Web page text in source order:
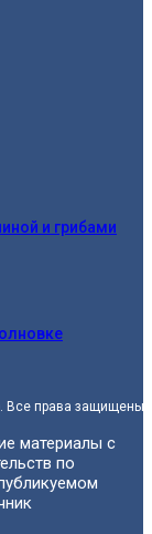
и грибами
Все права защищены.
материалы с
по